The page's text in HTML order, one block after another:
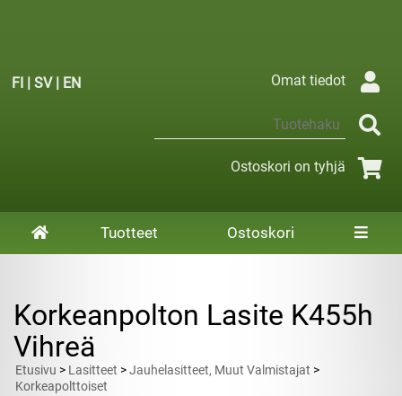
FI | SV| EN Omat tiedot
Ostoskori on tyhjä
Tuotteet Ostoskori
Korkeanpolton Lasite K455h
Vihreä
Etusivu > Lasitteet >Jauhelasitteet, Muut Valmistajat >
Korkeapolttoiset